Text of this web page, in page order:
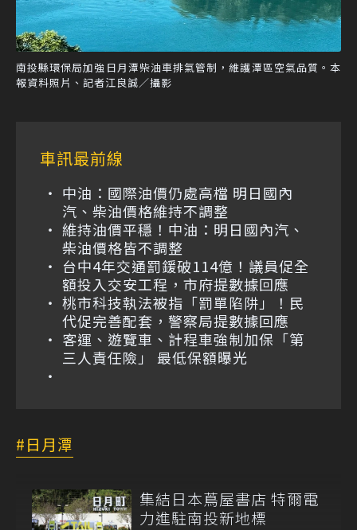
南投縣環保局加強日月潭柴油車排氣管制，維護潭區空氣品質。本
報資料照片、記者江良誠／攝影
車訊最前線
中油：國際油價仍處高檔 明日國內
汽、柴油價格維持不調整
維持油價平穩！中油：明日國內汽、
柴油價格皆不調整
台中4年交通罰鍰破114億！議員促全
額投入交安工程，市府提數據回應
桃市科技執法被指「罰單陷阱」！民
代促完善配套，警察局提數據回應
客運、遊覽車、計程車強制加保「第
三人責任險」 最低保額曝光
日月潭
集結日本蔦屋書店 特爾電
力進駐南投新地標